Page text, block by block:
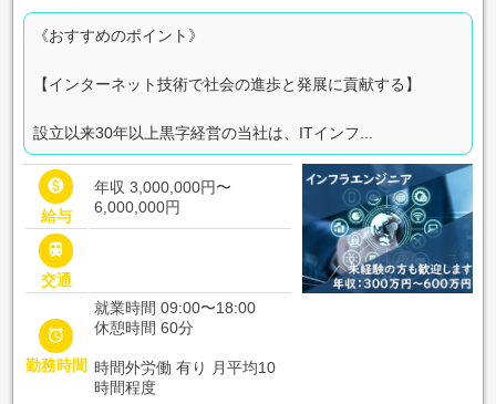
《おすすめのポイント》
【インターネット技術で社会の進歩と発展に貢献する】
設立以来30年以上黒字経営の当社は、ITインフ...

給与
年収 3,000,000円〜
6,000,000円

交通

勤務時間
就業時間 09:00〜18:00
休憩時間 60分
時間外労働 有り 月平均10
時間程度